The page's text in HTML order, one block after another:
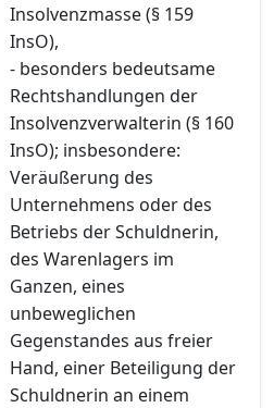
Insolvenzmasse (§ 159
InsO),
- besonders bedeutsame
Rechtshandlungen der
Insolvenzverwalterin (§ 160
InsO); insbesondere:
Veräußerung des
Unternehmens oder des
Betriebs der Schuldnerin,
des Warenlagers im
Ganzen, eines
unbeweglichen
Gegenstandes aus freier
Hand, einer Beteiligung der
Schuldnerin an einem